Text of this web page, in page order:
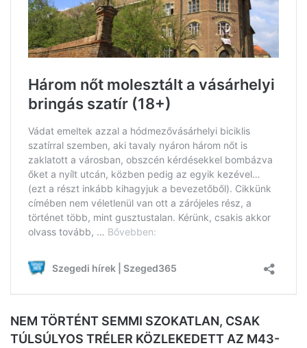
NEM TÖRTÉNT SEMMI SZOKATLAN, CSAK
TÚLSÚLYOS TRÉLER KÖZLEKEDETT AZ M43-